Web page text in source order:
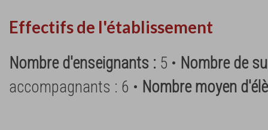
Effectifs de l'établissement
Nombre d'enseignants : 5 • Nombre de
accompagnants : 6 • Nombre moyen